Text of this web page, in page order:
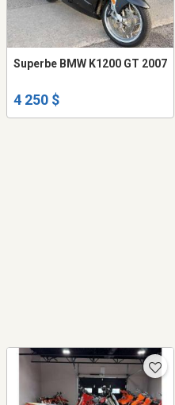
Superbe BMW K1200 GT 2007
4 250 $